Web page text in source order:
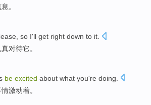
。
so I'll get right down to it
真对待它。
be excited about what you're doing
情激动着。